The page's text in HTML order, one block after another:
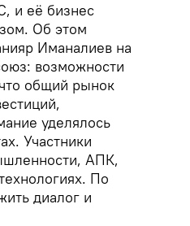
и её бизнес
Об этом
Иманалиев на
возможности
общий рынок
уделялось
Участники
АПК,
По
диалог и